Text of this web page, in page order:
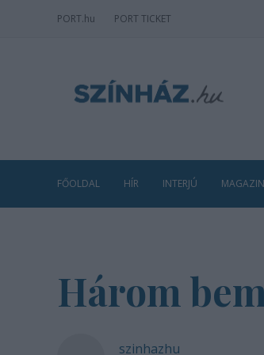
PORT.hu PORT TICKET
FŐOLDAL HÍR INTERJÚ MAGAZIN
Három
szinhazhu